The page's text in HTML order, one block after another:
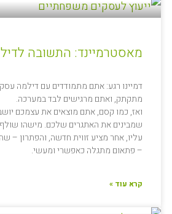
מאסטרמיינד: התשובה
דמיינו רגע: אתם מתמודדים עם דילמה
מתקתק, ואתם מרגישים לבד במערכה.
ואז, כמו קסם, אתם מוצאים את עצמכם
שמבינים את האתגרים שלכם. מישהו
עליו, אחר מציע זווית חדשה, והפתרון –
– פתאום מתגלה כאפשרי ומעשי.
קרא עוד »